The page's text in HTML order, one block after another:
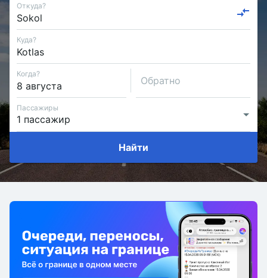
Откуда?
Куда?
Когда?
Обратно
Пассажиры
Найти